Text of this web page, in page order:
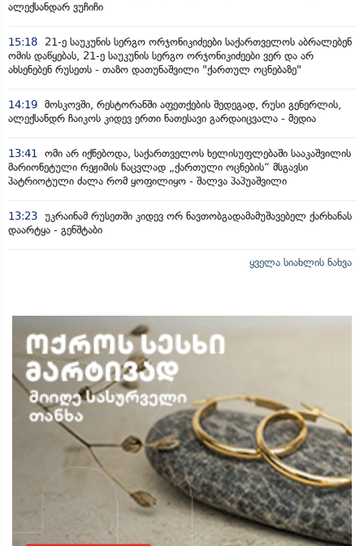
ალექსანდარ ვუჩიჩი
15:18
21-ე საუკუნის სერგო ორჯონიკიძეები საქართველოს აბრალებენ
ომის დაწყებას, 21-ე საუკუნის სერგო ორჯონიკიძეები ვერ და არ
ახსენებენ რუსეთს - თაზო დათუნაშვილი "ქართულ ოცნებაზე"
14:19 მოსკოვში, რესტორანში აფეთქების შედეგად, რუსი გენერლის,
ალექსანდრ ჩაიკოს კიდევ ერთი ნათესავი გარდაიცვალა - მედია
13:41 ომი არ იქნებოდა, საქართველოს ხელისუფლებაში სააკაშვილის
მარიონეტული რეჟიმის ნაცვლად „ქართული ოცნების“ მსგავსი
პატრიოტული ძალა რომ ყოფილიყო - შალვა პაპუაშვილი
13:23 უკრაინამ რუსეთში კიდევ ორ ნავთობგადამამუშავებელ ქარხანას
დაარტყა - გენშტაბი
ყველა სიახლის ნახვა